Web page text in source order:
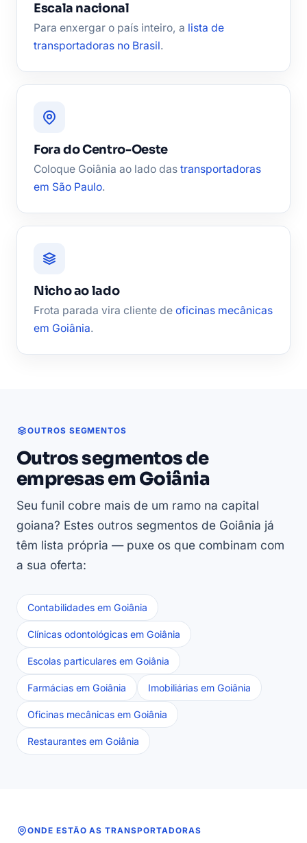
Escala nacional
Para enxergar o país inteiro, a lista de
transportadoras no Brasil.
Fora do Centro-Oeste
Coloque Goiânia ao lado das transportadoras
em São Paulo.
Nicho ao lado
Frota parada vira cliente de oficinas mecânicas
em Goiânia.
OUTROS SEGMENTOS
Outros segmentos de
empresas em Goiânia
Seu funil cobre mais de um ramo na capital
goiana? Estes outros segmentos de Goiânia já
têm lista própria — puxe os que combinam com
a sua oferta:
Contabilidades em Goiânia
Clínicas odontológicas em Goiânia
Escolas particulares em Goiânia
Farmácias em Goiânia Imobiliárias em Goiânia
Oficinas mecânicas em Goiânia
Restaurantes em Goiânia
ONDE ESTÃO AS TRANSPORTADORAS